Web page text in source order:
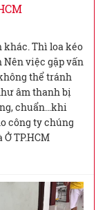
Thì loa kéo
việc gặp vấn
thể tránh
âm thanh bị
chuẩn…khi
công ty chúng
TP.HCM